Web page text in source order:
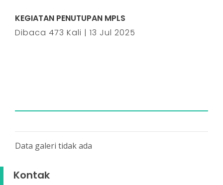
KEGIATAN PENUTUPAN MPLS
Dibaca 473 Kali | 13 Jul 2025
Data galeri tidak ada
Kontak